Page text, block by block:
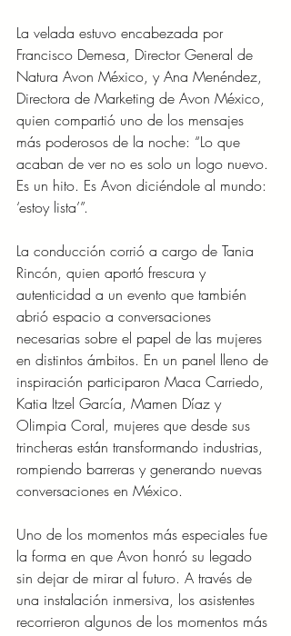
La velada estuvo encabezada por
Francisco Demesa, Director General de
Natura Avon México, y Ana Menéndez,
Directora de Marketing de Avon México,
quien compartió uno de los mensajes
más poderosos de la noche: “Lo que
acaban de ver no es solo un logo nuevo.
Es un hito. Es Avon diciéndole al mundo:
‘estoy lista’”.
La conducción corrió a cargo de Tania
Rincón, quien aportó frescura y
autenticidad a un evento que también
abrió espacio a conversaciones
necesarias sobre el papel de las mujeres
en distintos ámbitos. En un panel lleno de
inspiración participaron Maca Carriedo,
Katia Itzel García, Mamen Díaz y
Olimpia Coral, mujeres que desde sus
trincheras están transformando industrias,
rompiendo barreras y generando nuevas
conversaciones en México.
Uno de los momentos más especiales fue
la forma en que Avon honró su legado
sin dejar de mirar al futuro. A través de
una instalación inmersiva, los asistentes
recorrieron algunos de los momentos más